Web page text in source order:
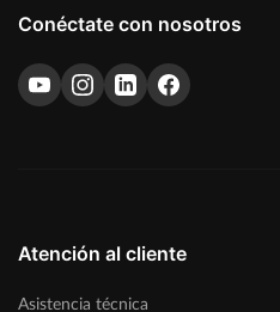
Conéctate con nosotros
Atención al cliente
Asistencia técnica